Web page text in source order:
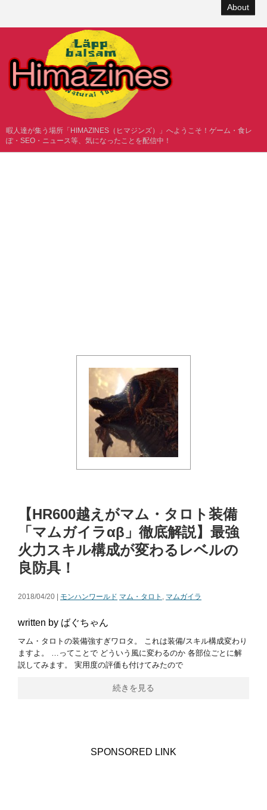
About
暇人達が集う場所「HIMAZINES（ヒマジンズ）」へようこそ！ゲーム・食レ
ぽ・SEO・ニュース等、気になったことを配信中！
【HR600越えがマム・タロト装備
「マムガイラαβ」徹底解説】最強
火力スキル構成が変わるレベルの
良防具！
2018/04/20 | モンハンワールド マム・タロト , マムガイラ
written by ばぐちゃん
マム・タロトの装備強すぎワロタ。 これは装備/スキル構成変わり
ますよ。 …ってことで どういう風に変わるのか 各部位ごとに解
説してみます。 実用度の評価も付けてみたので
続きを見る
SPONSORED LINK